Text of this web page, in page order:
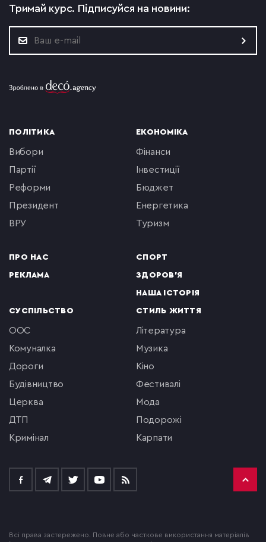
Тримай курс. Підписуйся на новини:
ПОЛІТИКА
вибори
партії
реформи
президент
ВРУ
ПРО НАС
РЕКЛАМА
ЕКОНОМІКА
фінанси
інвестиції
бюджет
енергетика
туризм
СПОРТ
ЗДОРОВ'Я
НАША ІСТОРІЯ
СУСПІЛЬСТВО
ООС
комуналка
Дороги
будівництво
церква
ДТП
кримінал
СТИЛЬ ЖИТТЯ
література
музика
кіно
фестивалі
мода
подорожі
Карпати
Всі права застережено. Повне або часткове використання матеріалів